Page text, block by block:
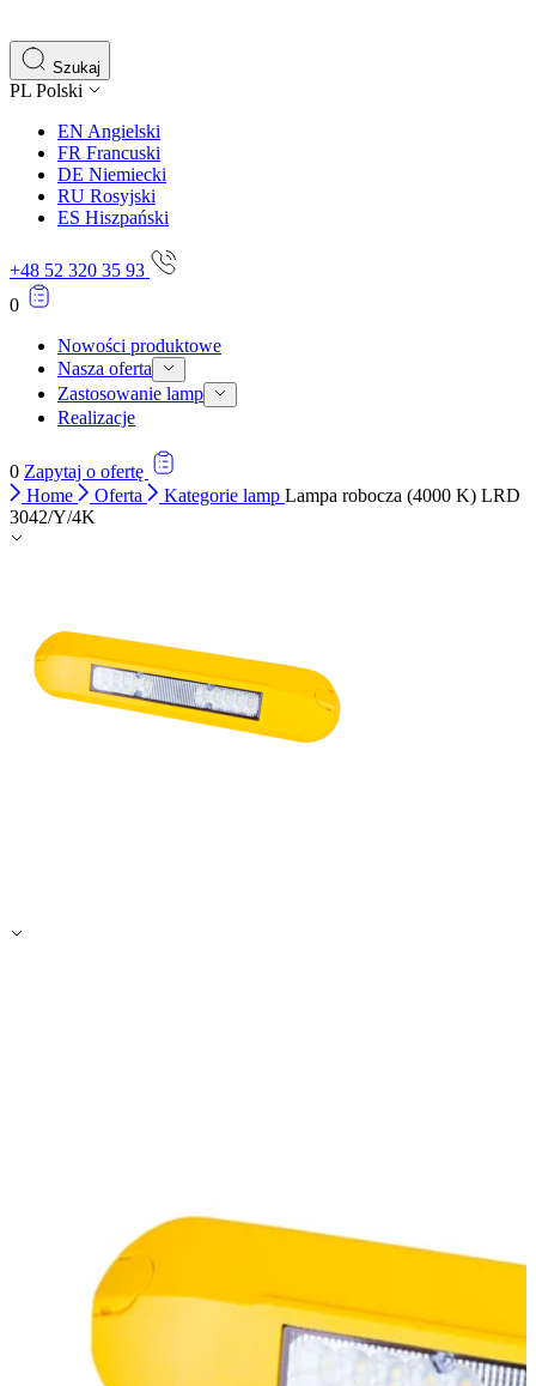
Szukaj
PL Polski
EN Angielski
FR Francuski
DE Niemiecki
RU Rosyjski
ES Hiszpański
+48 52 320 35 93
0
Nowości produktowe
Nasza oferta
Zastosowanie lamp
Realizacje
0 Zapytaj o ofertę
Home
Oferta Kategorie lamp Lampa robocza (4000 K) LRD
3042/Y/4K
istotne i interesujące dla poszczególnych użytkowników
Nieklasyfikowane
Nieklasyfikowane pliki cookie, to pliki, które są w